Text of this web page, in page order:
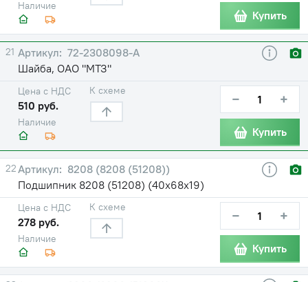
Наличие
Купить
21
72-2308098-А
Шайба, ОАО "МТЗ"
Наличие
Цена с НДС
510 руб.
К схеме − +
Купить
22
8208 (8208 (51208))
Подшипник 8208 (51208) (40х68х19)
Наличие
Цена с НДС
278 руб.
К схеме − +
Купить